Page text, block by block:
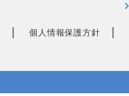
個人情報保護方針